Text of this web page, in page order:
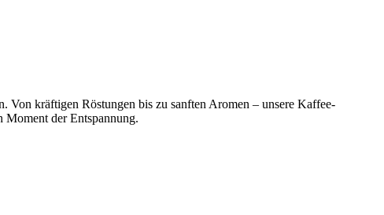
Von kräftigen Röstungen bis zu sanften Aromen – unsere Kaffee-
Moment der Entspannung.